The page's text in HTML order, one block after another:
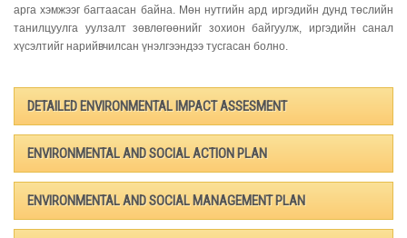
арга хэмжээг багтаасан байна. Мөн нутгийн ард иргэдийн дунд төслийн
танилцуулга уулзалт зөвлөгөөнийг зохион байгуулж, иргэдийн санал
хүсэлтийг нарийвчилсан үнэлгээндээ тусгасан болно.
DETAILED ENVIRONMENTAL IMPACT ASSESMENT
ENVIRONMENTAL AND SOCIAL ACTION PLAN
ENVIRONMENTAL AND SOCIAL MANAGEMENT PLAN